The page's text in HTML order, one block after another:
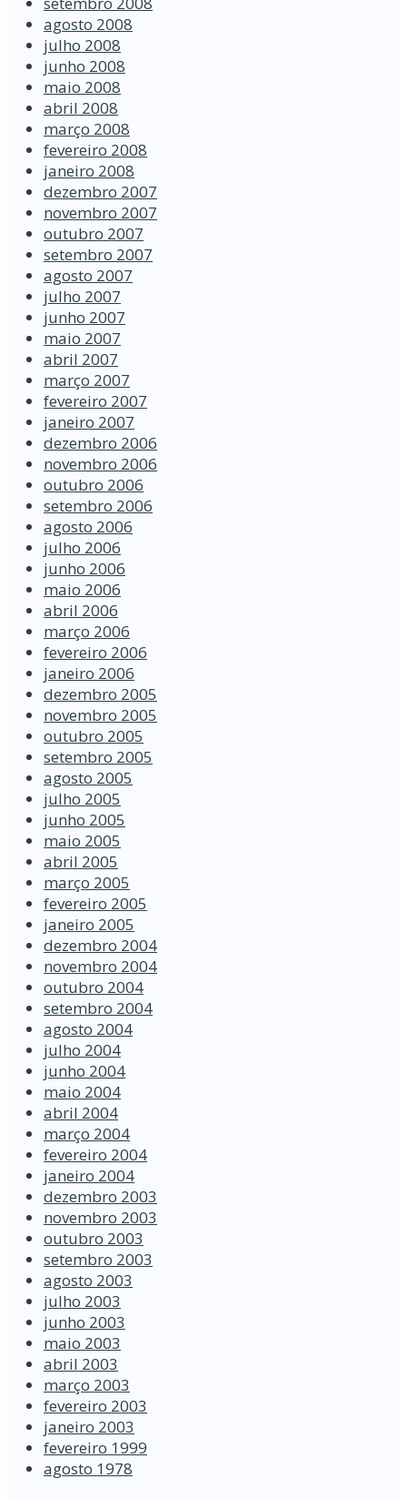
agosto 2008
julho 2008
junho 2008
maio 2008
abril 2008
março 2008
fevereiro 2008
janeiro 2008
dezembro 2007
novembro 2007
outubro 2007
setembro 2007
agosto 2007
julho 2007
junho 2007
maio 2007
abril 2007
março 2007
fevereiro 2007
janeiro 2007
dezembro 2006
novembro 2006
outubro 2006
setembro 2006
agosto 2006
julho 2006
junho 2006
maio 2006
abril 2006
março 2006
fevereiro 2006
janeiro 2006
dezembro 2005
novembro 2005
outubro 2005
setembro 2005
agosto 2005
julho 2005
junho 2005
maio 2005
abril 2005
março 2005
fevereiro 2005
janeiro 2005
dezembro 2004
novembro 2004
outubro 2004
setembro 2004
agosto 2004
julho 2004
junho 2004
maio 2004
abril 2004
março 2004
fevereiro 2004
janeiro 2004
dezembro 2003
novembro 2003
outubro 2003
setembro 2003
agosto 2003
julho 2003
junho 2003
maio 2003
abril 2003
março 2003
fevereiro 2003
janeiro 2003
fevereiro 1999
agosto 1978